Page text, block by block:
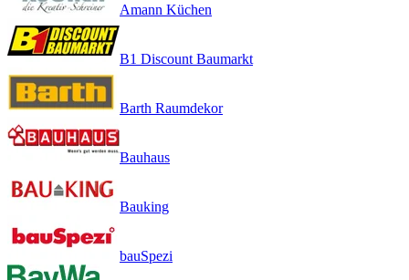
Amann Küchen
B1 Discount Baumarkt
Barth Raumdekor
Bauhaus
Bauking
bauSpezi